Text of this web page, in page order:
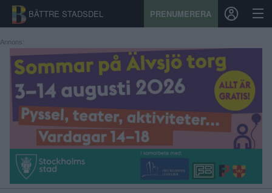
BÄTTRE STADSDEL PRENUMERERA
START
STADSDEL
PRENUMERATION
SPORT
ÅSIKTER
Annons: